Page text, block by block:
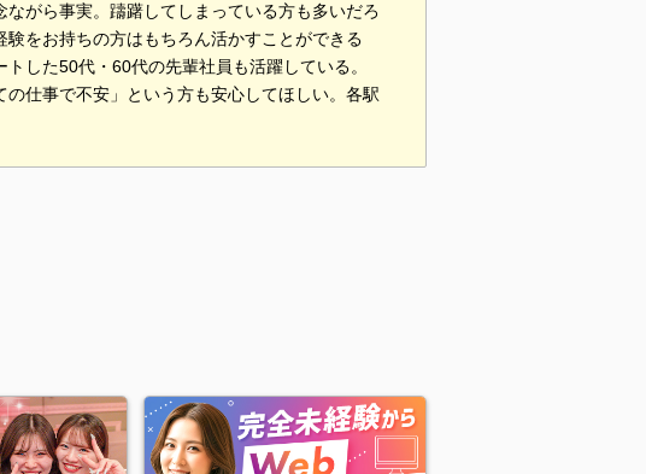
がら事実。躊躇してしまっている方も多いだろ
をお持ちの方はもちろん活かすことができる
した50代・60代の先輩社員も活躍している。
仕事で不安」という方も安心してほしい。各駅